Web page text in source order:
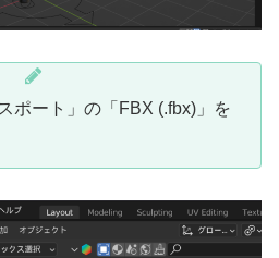
ポート」の「FBX (.fbx)」を